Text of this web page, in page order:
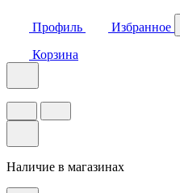
Профиль Избранное
Корзина
Наличие в магазинах